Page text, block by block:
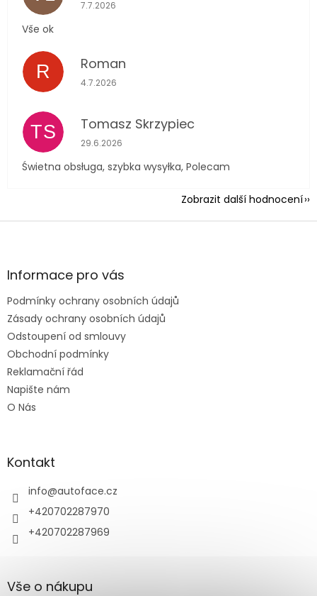
7.7.2026
Vše ok
R Roman
Hodnocení obchodu je 5 z 5 hvězdiček.
4.7.2026
TS Tomasz Skrzypiec
Hodnocení obchodu je 5 z 5 hvězdiček.
29.6.2026
Świetna obsługa, szybka wysyłka, Polecam
Zobrazit další hodnocení
Z
aInformace pro vás
Podmínky ochrany osobních údajů
Zásady ochrany osobních údajů
Odstoupení od smlouvy
Obchodní podmínky
Reklamační řád
Napište nám
O Nás
Kontakt
info@autoface.cz
+420702287970
+420702287969
Vše o nákupu